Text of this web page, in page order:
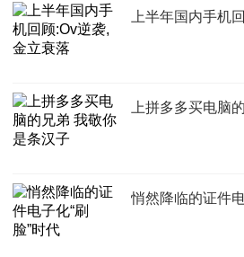
上半年国内手机
上拼多多买电脑
悄然降临的证件